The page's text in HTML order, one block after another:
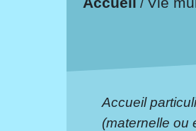
/
Accueil
(maternelle ou